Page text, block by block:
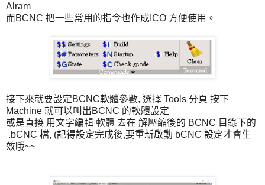
Alram
而BCNC 把一些常用的指令也作成ICO 方便使用。
接下來就要設定BCNC軟體參數, 選擇 Tools 分頁 按下
Machine 就可以叫出BCNC 的軟體設定
或是直接 用文字編輯 軟體 去在 解壓縮後的 BCNC 目錄下的
.bCNC 檔, (記得設定完成後,要重新啟動 bCNC 設定才會生
效哦~~